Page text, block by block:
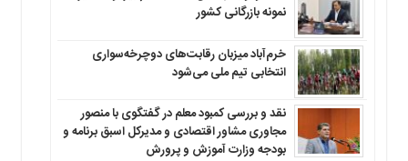
نمونه بازرگانی کشور
خرم‌آباد میزبان رقابت‌های دوچرخه‌سواری
انتخابی تیم ملی می‌شود
نقد و بررسی کمبود معلم در گفتگوی با منصور
مجاوری مشاور اقتصادی و مدیرکل اسبق برنامه و
بودجه وزارت آموزش و پرورش